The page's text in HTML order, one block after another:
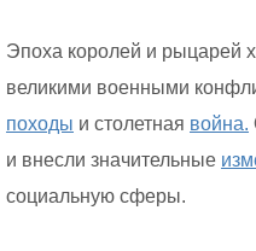
Эпоха королей и рыцарей
великими военными
походы и столетная война.
и внесли значительные
социальную сферы.